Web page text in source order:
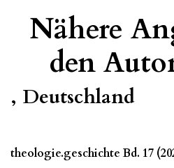
Nähere
den
, Deutschland
theologie.geschichte Bd. 17